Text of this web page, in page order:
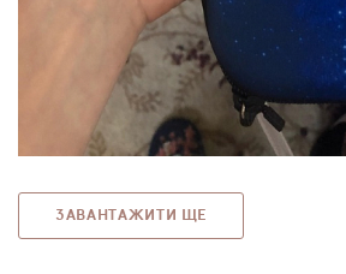
ЗАВАНТАЖИТИ ЩЕ